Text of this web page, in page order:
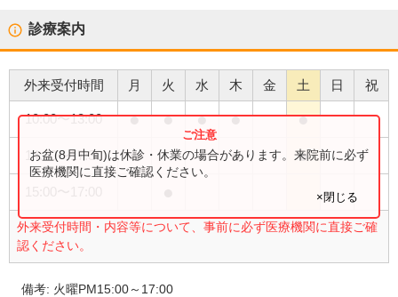
診療案内
外来受付時間 月 火 水 木 金 土 日 祝
10:00〜13:00 ● ● ● ● ●
14:30〜17:30 ● ● ● ●
外来受付時間・内容等について、事前に必ず医療機関に直接ご確
認ください。
お盆(8月中旬)は休診・休業の場合があります。来院前に必ず
医療機関に直接ご確認ください。
×閉じる
備考: 火曜PM15:00～17:00